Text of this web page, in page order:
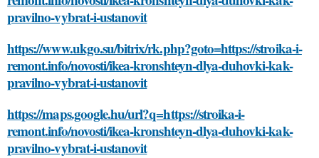
pravilno-vybrat-i-ustanovit
https://www.ukgo.su/bitrix/rk.php?goto=https://stroika-i-
remont.info/novosti/ikea-kronshteyn-dlya-duhovki-kak-
pravilno-vybrat-i-ustanovit
https://maps.google.hu/url?q=https://stroika-i-
remont.info/novosti/ikea-kronshteyn-dlya-duhovki-kak-
pravilno-vybrat-i-ustanovit